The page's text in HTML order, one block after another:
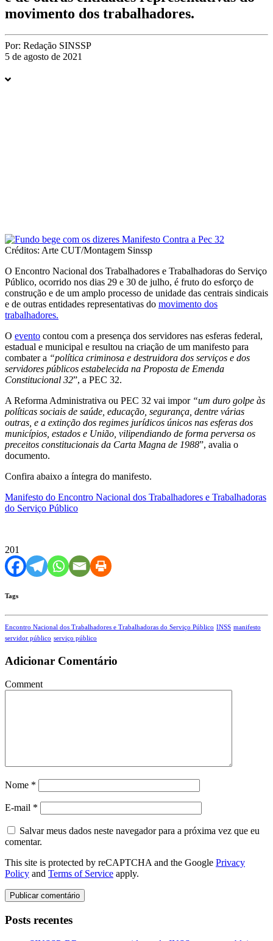
movimento dos trabalhadores.
Por: Redação SINSSP
5 de agosto de 2021
Créditos: Arte CUT/Montagem Sinssp
O Encontro Nacional dos Trabalhadores e Trabalhadoras do Serviço
Público, ocorrido nos dias 29 e 30 de julho, é fruto do esforço de
construção e de um amplo processo de unidade das centrais sindicais
e de outras entidades representativas do movimento dos
trabalhadores.
O evento contou com a presença dos servidores nas esferas federal,
estadual e municipal e resultou na criação de um manifesto para
combater a “política criminosa e destruidora dos serviços e dos
servidores públicos estabelecida na Proposta de Emenda
Constitucional 32”, a PEC 32.
A Reforma Administrativa ou PEC 32 vai impor “um duro golpe às
políticas sociais de saúde, educação, segurança, dentre várias
outras, e a extinção dos regimes jurídicos únicos nas esferas dos
municípios, estados e União, vilipendiando de forma perversa os
preceitos constitucionais da Carta Magna de 1988”, avalia o
documento.
Confira abaixo a íntegra do manifesto.
Manifesto do Encontro Nacional dos Trabalhadores e Trabalhadoras
do Serviço Público
201
Tags
Encontro Nacional dos Trabalhadores e Trabalhadoras do Serviço Público INSS manifesto
servidor público serviço público
Adicionar Comentário
Comment
Nome *
E-mail *
Salvar meus dados neste navegador para a próxima vez que eu
comentar.
This site is protected by reCAPTCHA and the Google Privacy
Policy and Terms of Service apply.
Posts recentes